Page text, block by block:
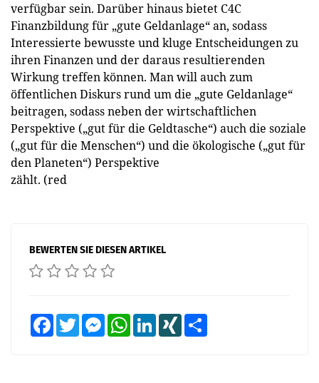
verfügbar sein. Darüber hinaus bietet C4C
Finanzbildung für „gute Geldanlage“ an, sodass
Interessierte bewusste und kluge Entscheidungen zu
ihren Finanzen und der daraus resultierenden
Wirkung treffen können. Man will auch zum
öffentlichen Diskurs rund um die „gute Geldanlage“
beitragen, sodass neben der wirtschaftlichen
Perspektive („gut für die Geldtasche“) auch die soziale
(„gut für die Menschen“) und die ökologische („gut für
den Planeten“) Perspektive
zählt. (red
BEWERTEN SIE DIESEN ARTIKEL
FacebookTwitter MessengerWhatsAppLinkedInXING